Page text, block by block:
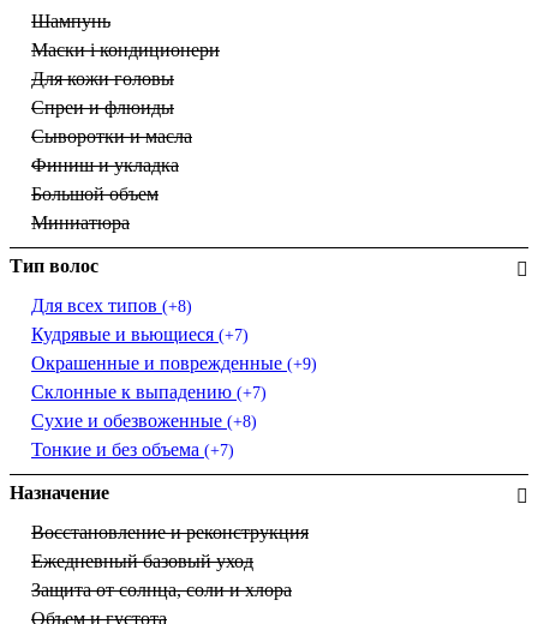
Шампунь
Маски і кондиционери
Для кожи головы
Спреи и флюиды
Сыворотки и масла
Финиш и укладка
Большой объем
Миниатюра
Тип волос
Для всех типов (+8)
Кудрявые и вьющиеся (+7)
Окрашенные и поврежденные (+9)
Склонные к выпадению (+7)
Сухие и обезвоженные (+8)
Тонкие и без объема (+7)
Назначение
Восстановление и реконструкция
Ежедневный базовый уход
Защита от солнца, соли и хлора
Объем и густота